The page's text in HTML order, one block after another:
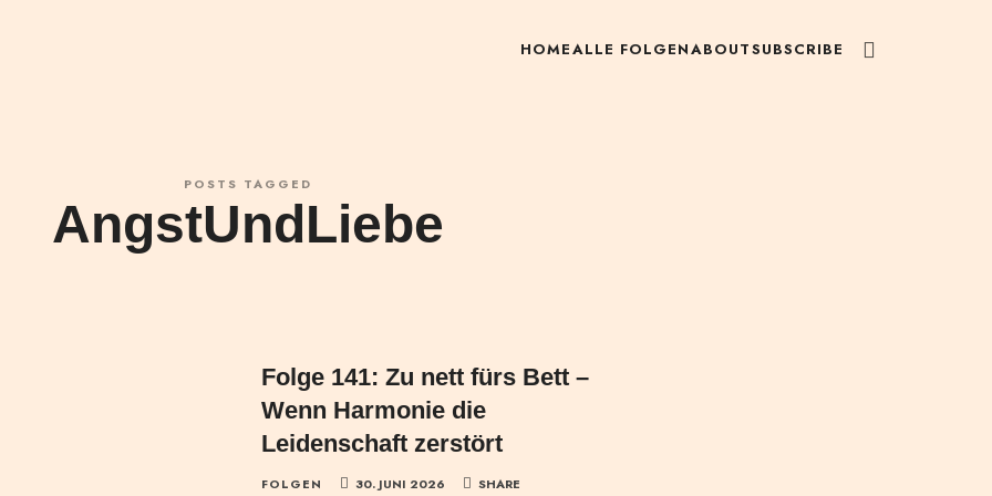
HOMEALLE FOLGENABOUTSUBSCRIBE
POSTS TAGGED
AngstUndLiebe
Folge 141: Zu nett fürs Bett –
Wenn Harmonie die
Leidenschaft zerstört
FOLGEN 30. JUNI 2026 SHARE